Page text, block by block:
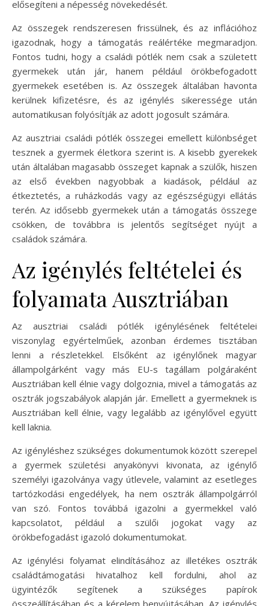
elősegíteni a népesség növekedését.
Az összegek rendszeresen frissülnek, és az inflációhoz
igazodnak, hogy a támogatás reálértéke megmaradjon.
Fontos tudni, hogy a családi pótlék nem csak a született
gyermekek után jár, hanem például örökbefogadott
gyermekek esetében is. Az összegek általában havonta
kerülnek kifizetésre, és az igénylés sikeressége után
automatikusan folyósítják az adott jogosult számára.
Az ausztriai családi pótlék összegei emellett különbséget
tesznek a gyermek életkora szerint is. A kisebb gyerekek
után általában magasabb összeget kapnak a szülők, hiszen
az első években nagyobbak a kiadások, például az
étkeztetés, a ruházkodás vagy az egészségügyi ellátás
terén. Az idősebb gyermekek után a támogatás összege
csökken, de továbbra is jelentős segítséget nyújt a
családok számára.
Az igénylés feltételei és
folyamata Ausztriában
Az ausztriai családi pótlék igénylésének feltételei
viszonylag egyértelműek, azonban érdemes tisztában
lenni a részletekkel. Elsőként az igénylőnek magyar
állampolgárként vagy más EU-s tagállam polgáraként
Ausztriában kell élnie vagy dolgoznia, mivel a támogatás az
osztrák jogszabályok alapján jár. Emellett a gyermeknek is
Ausztriában kell élnie, vagy legalább az igénylővel együtt
kell laknia.
Az igényléshez szükséges dokumentumok között szerepel
a gyermek születési anyakönyvi kivonata, az igénylő
személyi igazolványa vagy útlevele, valamint az esetleges
tartózkodási engedélyek, ha nem osztrák állampolgárról
van szó. Fontos továbbá igazolni a gyermekkel való
kapcsolatot, például a szülői jogokat vagy az
örökbefogadást igazoló dokumentumokat.
Az igénylési folyamat elindításához az illetékes osztrák
családtámogatási hivatalhoz kell fordulni, ahol az
ügyintézők segítenek a szükséges papírok
összeállításában és a kérelem benyújtásában. Az igénylés